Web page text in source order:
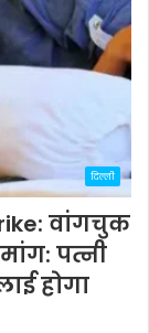
दिल्ली
वांगचुक
पत्नी
होगा